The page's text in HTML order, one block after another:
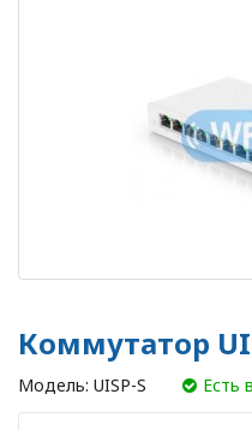
Коммутатор
Модель: UISP-S Есть